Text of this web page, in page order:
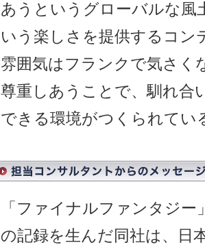
あうというグローバルな風
いう楽しさを提供するコン
雰囲気はフランクで気さく
尊重しあうことで、馴れ合
できる環境がつくられて
「ファイナルファンタジ
の記録を生んだ同社は、日